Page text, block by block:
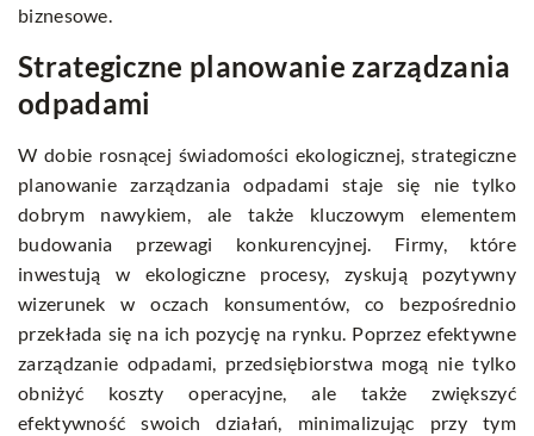
biznesowe.
Strategiczne planowanie zarządzania
odpadami
W dobie rosnącej świadomości ekologicznej, strategiczne
planowanie zarządzania odpadami staje się nie tylko
dobrym nawykiem, ale także kluczowym elementem
budowania przewagi konkurencyjnej. Firmy, które
inwestują w ekologiczne procesy, zyskują pozytywny
wizerunek w oczach konsumentów, co bezpośrednio
przekłada się na ich pozycję na rynku. Poprzez efektywne
zarządzanie odpadami, przedsiębiorstwa mogą nie tylko
obniżyć koszty operacyjne, ale także zwiększyć
efektywność swoich działań, minimalizując przy tym